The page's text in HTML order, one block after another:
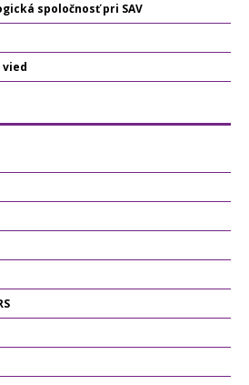
spoločnosť pri SAV
vied